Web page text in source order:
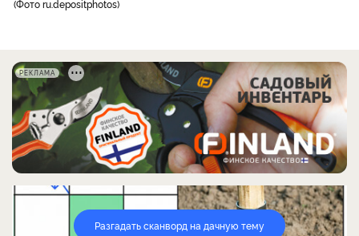
Фото ru.depositphotos
РЕКЛАМА
Разгадать сканворд на дачную тему